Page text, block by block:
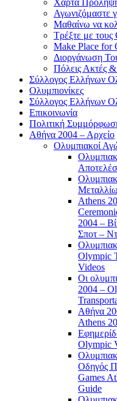
Αγωνιζόμαστε
Μαθαίνω να
Τρέξτε με τους
Make Place for
Διοργάνωση
Πόλεις Ακτές
Σύλλογος Ελλήνων
Ολυμπιονίκες
Σύλλογος Ελλήνων
Επικοινωνία
Πολιτική
Αθήνα 2004 – Αρχείο
Ολυμπιακοί
Athens
2004 –
Σποτ –
Olympic
Videos
Οι
2004 –
Αθήνα
Athens
Olympic
Οδηγός
Games
Guide